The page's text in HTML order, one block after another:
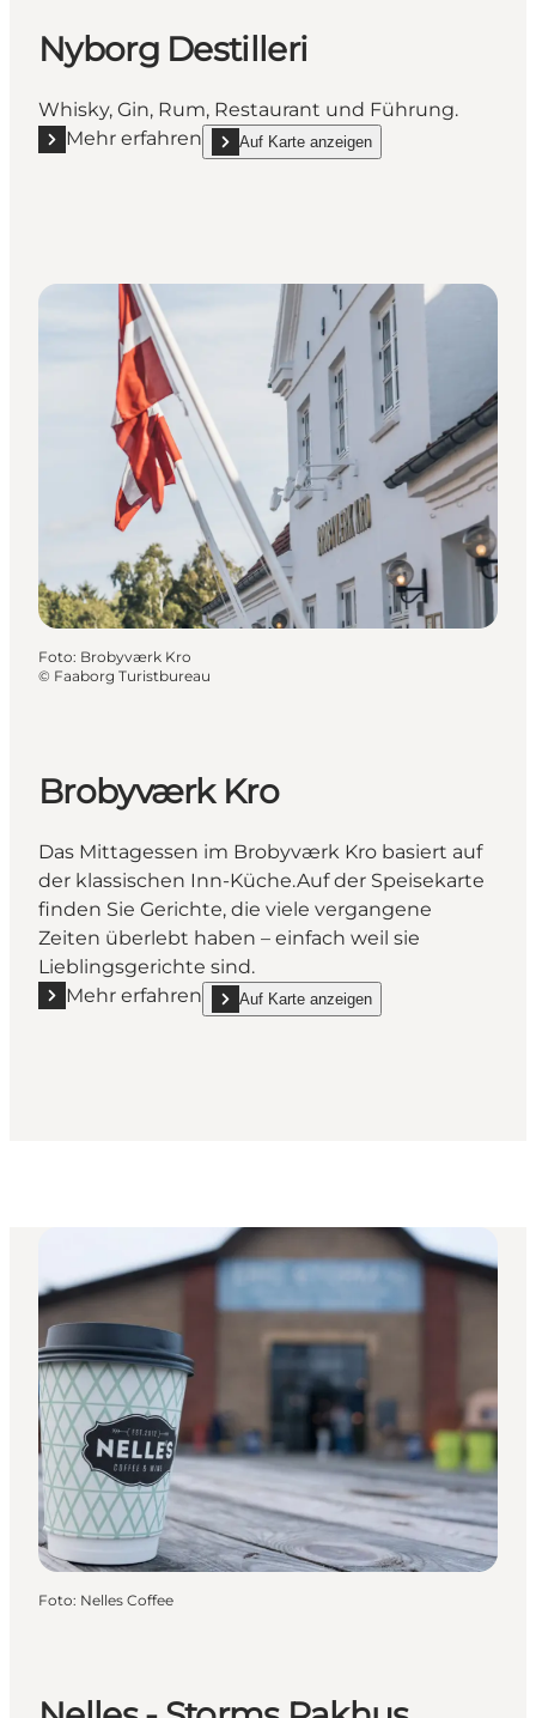
Nyborg Destilleri
Whisky, Gin, Rum, Restaurant und Führung.
Mehr erfahren
Mehr erfahren "Nyborg Destilleri"
Auf Karte anzeigen
show Nyborg Destilleri on_map
Foto: Brobyværk Kro
© Faaborg Turistbureau
Brobyværk Kro
Das Mittagessen im Brobyværk Kro basiert auf
der klassischen Inn-Küche.Auf der Speisekarte
finden Sie Gerichte, die viele vergangene
Zeiten überlebt haben – einfach weil sie
Lieblingsgerichte sind.
Mehr erfahren
Mehr erfahren "Brobyværk Kro"
Auf Karte anzeigen
show Brobyværk Kro on_map
Foto: Nelles Coffee